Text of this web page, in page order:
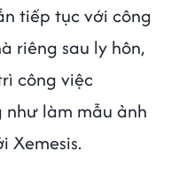
tiếp tục với công
riêng sau ly hôn,
công việc
làm mẫu ảnh
Xemesis.